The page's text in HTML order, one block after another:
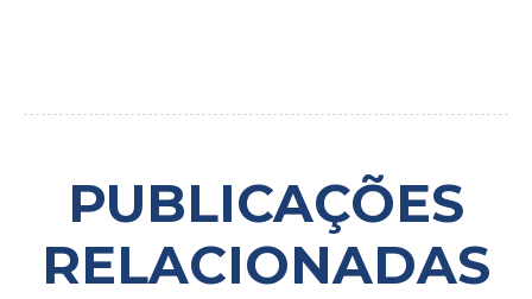
PUBLICAÇÕES
RELACIONADAS